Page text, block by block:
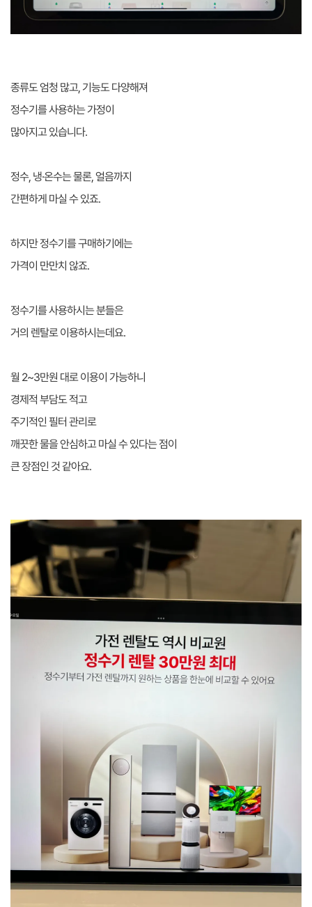
종류도 엄청 많고, 기능도 다양해져
정수기를 사용하는 가정이
많아지고 있습니다.
정수, 냉·온수는 물론, 얼음까지
간편하게 마실 수 있죠.
하지만 정수기를 구매하기에는
가격이 만만치 않죠.
정수기를 사용하시는 분들은
거의 렌탈로 이용하시는데요.
월 2~3만원 대로 이용이 가능하니
경제적 부담도 적고
주기적인 필터 관리로
깨끗한 물을 안심하고 마실 수 있다는 점이
큰 장점인 것 같아요.